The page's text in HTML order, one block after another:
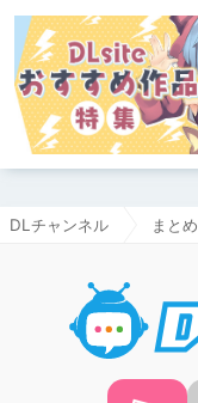
DLチャンネル まとめ